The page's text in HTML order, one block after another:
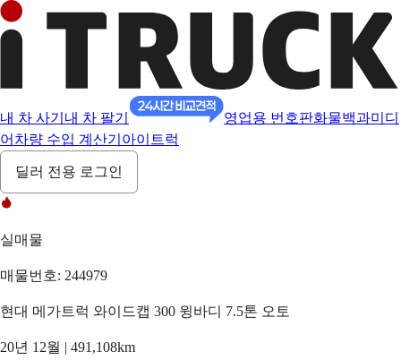
내 차 사기 내 차 팔기 영업용 번호판화물백과미디
어 차량 수입 계산기 아이트럭
딜러 전용 로그인
실매물
매물번호: 244979
현대 메가트럭 와이드캡 300 윙바디 7.5톤 오토
20년 12월 | 491,108km